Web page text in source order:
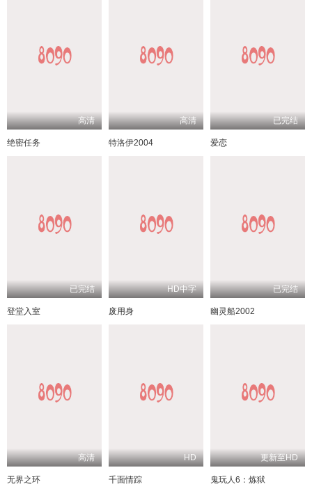
高清
绝密任务
高清
特洛伊2004
已完结
爱恋
已完结
登堂入室
HD中字
废用身
已完结
幽灵船2002
高清
无界之环
HD
千面情踪
更新至HD
鬼玩人6：炼狱